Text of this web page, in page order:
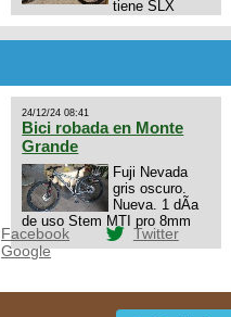
Facebook
Twitter
Google
tiene SLX
Horquilla Axon tope de gama
por drone de la marca Dji, les
interesa 3434568861 saludos
24/12/24 08:41
Bici robada en Monte
Grande
Fuji Nevada
gris oscuro.
Nueva. 1 dÃ­a
de uso Stem MTI pro 8mm